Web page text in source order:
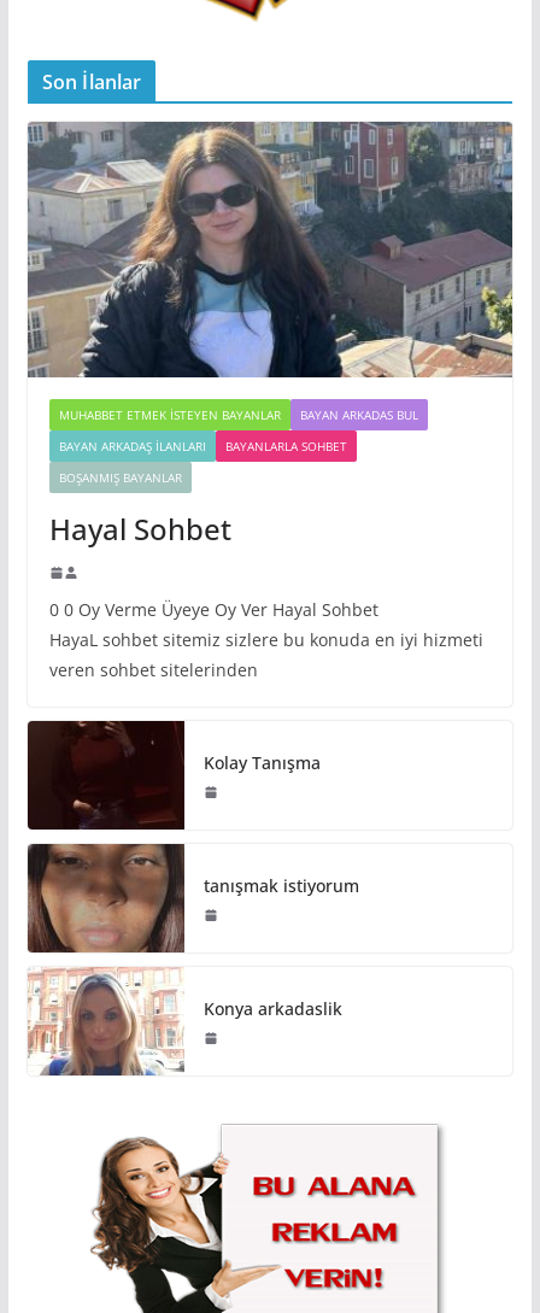
Son İlanlar
MUHABBET ETMEK İSTEYEN BAYANLAR
BAYAN ARKADAS BUL
BAYAN ARKADAŞ İLANLARI
BAYANLARLA SOHBET
BOŞANMIŞ BAYANLAR
Hayal Sohbet
0 0 Oy Verme Üyeye Oy Ver Hayal Sohbet
HayaL sohbet sitemiz sizlere bu konuda en iyi hizmeti
veren sohbet sitelerinden
Kolay Tanışma
tanışmak istiyorum
Konya arkadaslik